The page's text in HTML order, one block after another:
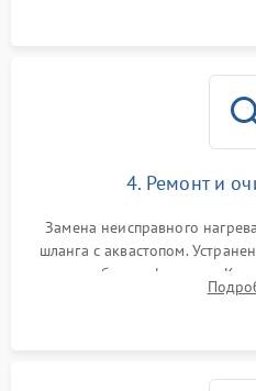
4. Ремонт и
Замена неисправного
шланга с аквастопом.
патрубках и фильтрах.
управления,